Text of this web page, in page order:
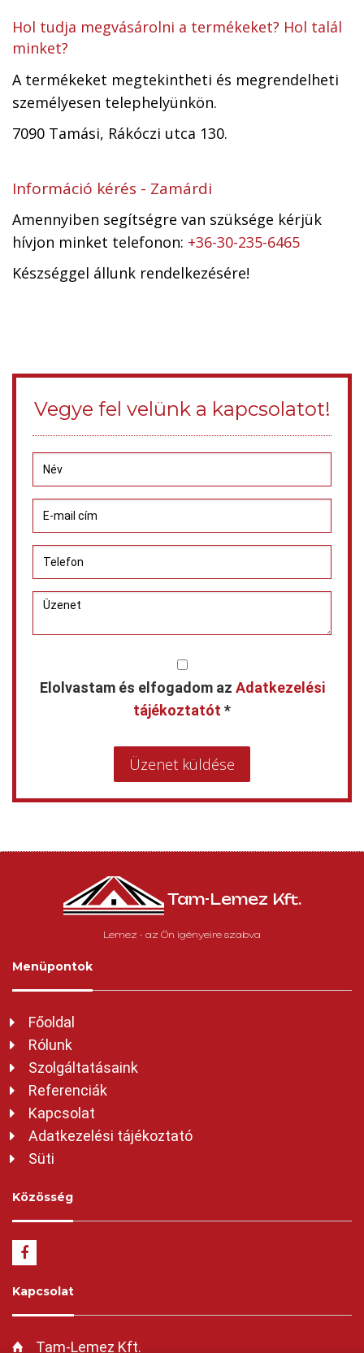
Hol tudja megvásárolni a termékeket? Hol talál
minket?
A termékeket megtekintheti és megrendelheti
személyesen telephelyünkön.
7090 Tamási, Rákóczi utca 130.
Információ kérés - Zamárdi
Amennyiben segítségre van szüksége kérjük
hívjon minket telefonon: +36-30-235-6465
Készséggel állunk rendelkezésére!
Vegye fel velünk a kapcsolatot!
Elolvastam és elfogadom az Adatkezelési
tájékoztatót *
Üzenet küldése
Tam-Lemez Kft.
Lemez - az Ön igényeire szabva
Menüpontok
Főoldal
Rólunk
Szolgáltatásaink
Referenciák
Kapcsolat
Adatkezelési tájékoztató
Süti
Közösség
Kapcsolat
Tam-Lemez Kft.